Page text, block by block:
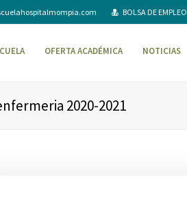
BOLSA DE EMPLEO
OFERTA ACADÉMICA NOTICIAS
2020-2021